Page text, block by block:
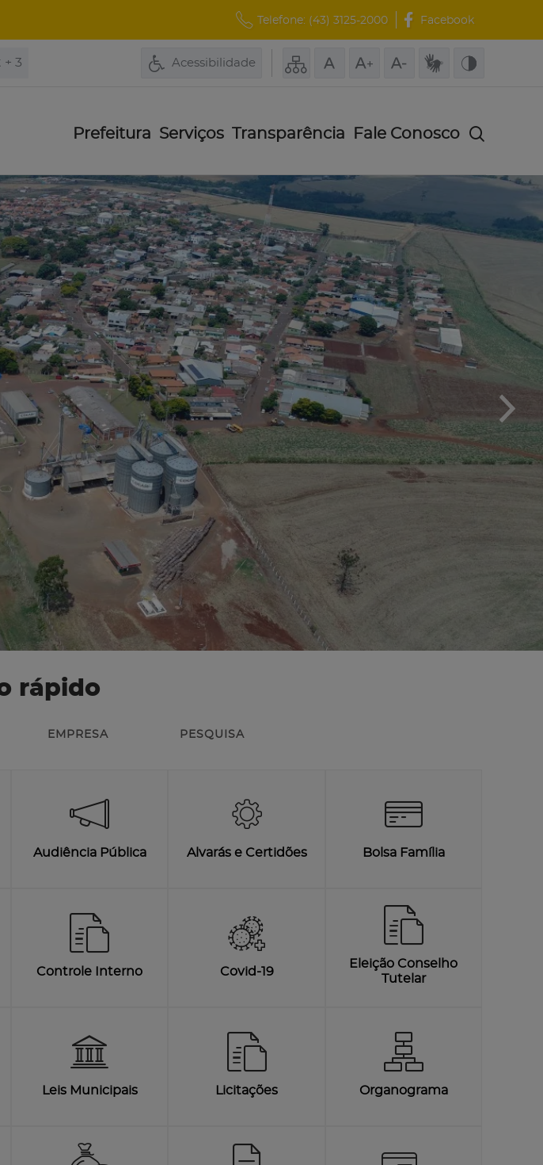
Telefone: (43) 3125-2000 Facebook
+ 3 Acessibilidade
Prefeitura Serviços Transparência Fale Conosco
rápido
EMPRESA PESQUISA
Audiência Pública Alvarás e Certidões Bolsa Família
Controle Interno Covid-19
Eleição Conselho
Tutelar
Leis Municipais Licitações Organograma